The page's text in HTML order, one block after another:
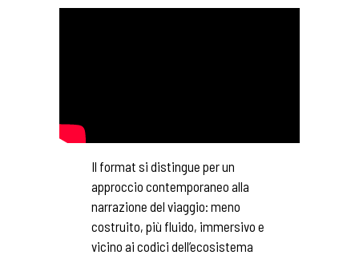
Il format si distingue per un
approccio contemporaneo alla
narrazione del viaggio: meno
costruito, più fluido, immersivo e
vicino ai codici dell’ecosistema